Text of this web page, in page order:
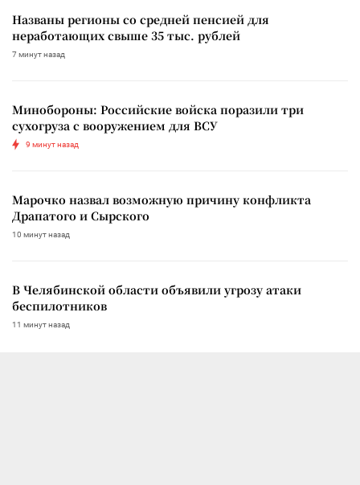
Названы регионы со средней пенсией для
неработающих свыше 35 тыс. рублей
7 минут назад
Минобороны: Российские войска поразили три
сухогруза с вооружением для ВСУ
9 минут назад
Марочко назвал возможную причину конфликта
Драпатого и Сырского
10 минут назад
В Челябинской области объявили угрозу атаки
беспилотников
11 минут назад